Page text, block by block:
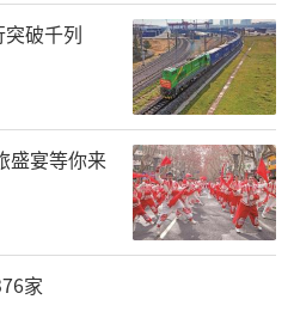
破千列
盛宴等你来
家